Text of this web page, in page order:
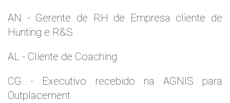
AN - Gerente de RH de Empresa cliente de
Hunting e R&S
AL - Cliente de Coaching
CG - Executivo recebido na AGNIS para
Outplacement